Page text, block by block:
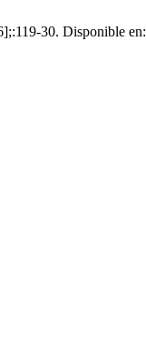
30. Disponible en: